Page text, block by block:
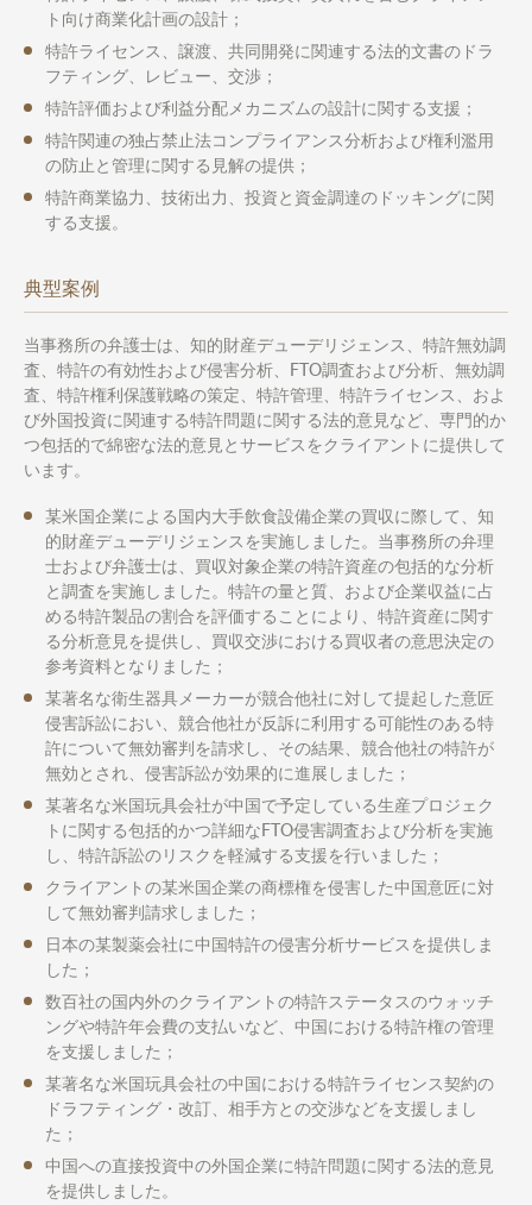
ト向け商業化計画の設計；
特許ライセンス、譲渡、共同開発に関連する法的文書のドラ
フティング、レビュー、交渉；
特許評価および利益分配メカニズムの設計に関する支援；
特許関連の独占禁止法コンプライアンス分析および権利濫用
の防止と管理に関する見解の提供；
特許商業協力、技術出力、投資と資金調達のドッキングに関
する支援。
典型案例
当事務所の弁護士は、知的財産デューデリジェンス、特許無効調
査、特許の有効性および侵害分析、FTO調査および分析、無効調
査、特許権利保護戦略の策定、特許管理、特許ライセンス、およ
び外国投資に関連する特許問題に関する法的意見など、専門的か
つ包括的で綿密な法的意見とサービスをクライアントに提供して
います。
某米国企業による国内大手飲食設備企業の買収に際して、知
的財産デューデリジェンスを実施しました。当事務所の弁理
士および弁護士は、買収対象企業の特許資産の包括的な分析
と調査を実施しました。特許の量と質、および企業収益に占
める特許製品の割合を評価することにより、特許資産に関す
る分析意見を提供し、買収交渉における買収者の意思決定の
参考資料となりました；
某著名な衛生器具メーカーが競合他社に対して提起した意匠
侵害訴訟におい、競合他社が反訴に利用する可能性のある特
許について無効審判を請求し、その結果、競合他社の特許が
無効とされ、侵害訴訟が効果的に進展しました；
某著名な米国玩具会社が中国で予定している生産プロジェク
トに関する包括的かつ詳細なFTO侵害調査および分析を実施
し、特許訴訟のリスクを軽減する支援を行いました；
クライアントの某米国企業の商標権を侵害した中国意匠に対
して無効審判請求しました；
日本の某製薬会社に中国特許の侵害分析サービスを提供しま
した；
数百社の国内外のクライアントの特許ステータスのウォッチ
ングや特許年会費の支払いなど、中国における特許権の管理
を支援しました；
某著名な米国玩具会社の中国における特許ライセンス契約の
ドラフティング・改訂、相手方との交渉などを支援しまし
た；
中国への直接投資中の外国企業に特許問題に関する法的意見
を提供しました。